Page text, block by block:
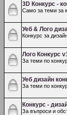
3D Конкурс -
Само за теми за
Уеб & Лого
Конкурс за
Лого Конкурс
За теми по
Уеб дизайн
За теми по
Конкурс -
За въпроси и